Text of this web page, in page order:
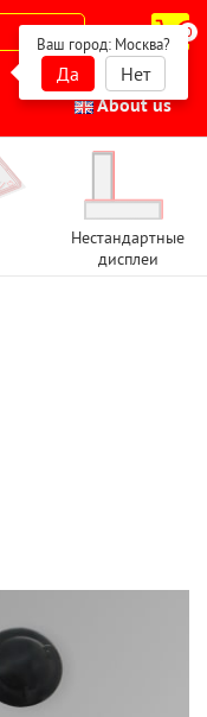
0
Ваш город: Москва?
Да
Нет
About us
Нестандартные
дисплеи